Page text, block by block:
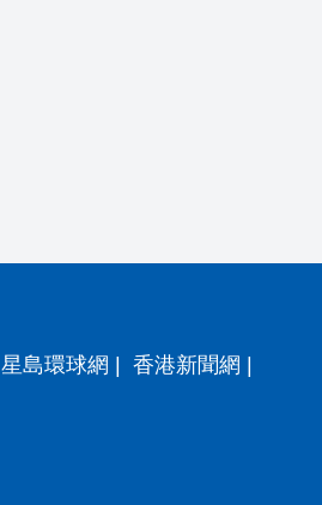
星島環球網 香港新聞網